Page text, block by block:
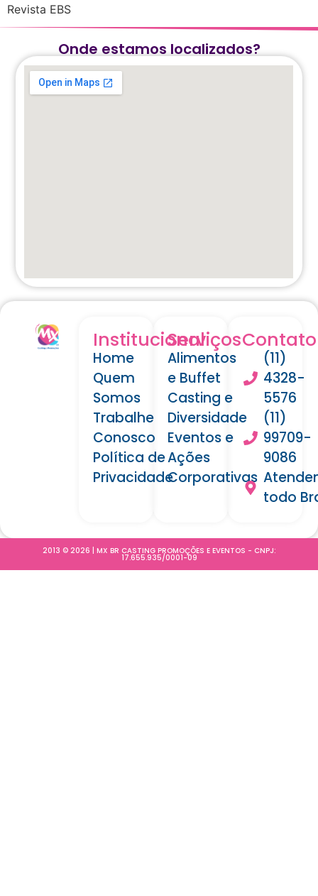
Revista EBS
Onde estamos localizados?
Institucional
Home
Quem
Somos
Trabalhe
Conosco
Política de
Privacidade
Serviços
Alimentos
e Buffet
Casting e
Diversidade
Eventos e
Ações
Corporativas
Contato
(11)
4328-
5576
(11)
99709-
9086
todo
2013 © 2026 | MX BR CASTING PROMOÇÕES E EVENTOS - CNPJ:
17.655.935/0001-09